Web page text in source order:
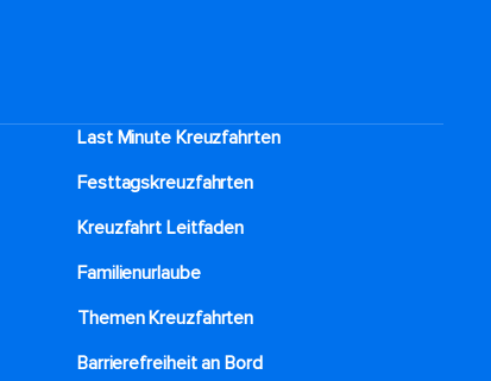
Last Minute Kreuzfahrten
Festtagskreuzfahrten​
Kreuzfahrt Leitfaden
Familienurlaube​
Themen Kreuzfahrten
Barrierefreiheit an Bord​